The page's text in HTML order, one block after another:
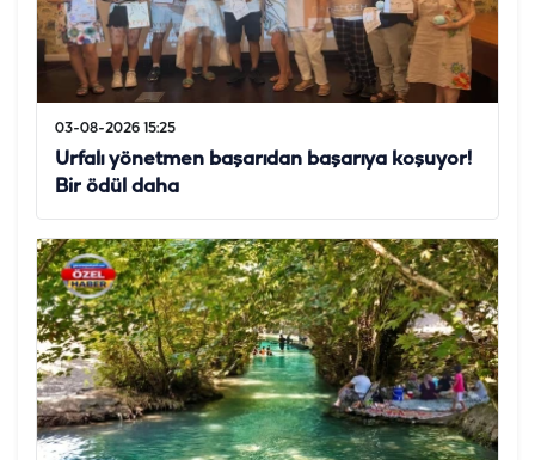
03-08-2026 15:25
Urfalı yönetmen başarıdan başarıya koşuyor!
Bir ödül daha